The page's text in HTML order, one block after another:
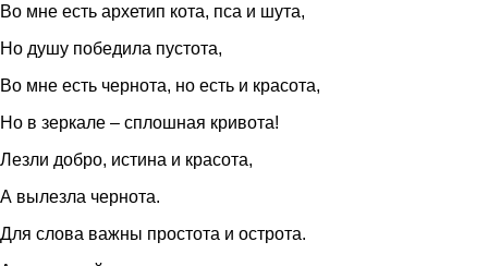
Во мне есть архетип кота, пса и шута,
Но душу победила пустота,
Во мне есть чернота, но есть и красота,
Но в зеркале – сплошная кривота!
Лезли добро, истина и красота,
А вылезла чернота.
Для слова важны простота и острота.